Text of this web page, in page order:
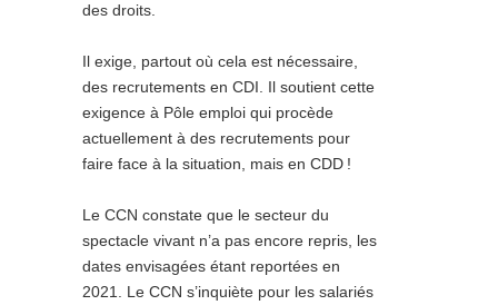
des droits.
Il exige, partout où cela est nécessaire,
des recrutements en CDI. Il soutient cette
exigence à Pôle emploi qui procède
actuellement à des recrutements pour
faire face à la situation, mais en CDD !
Le CCN constate que le secteur du
spectacle vivant n’a pas encore repris, les
dates envisagées étant reportées en
2021. Le CCN s’inquiète pour les salariés